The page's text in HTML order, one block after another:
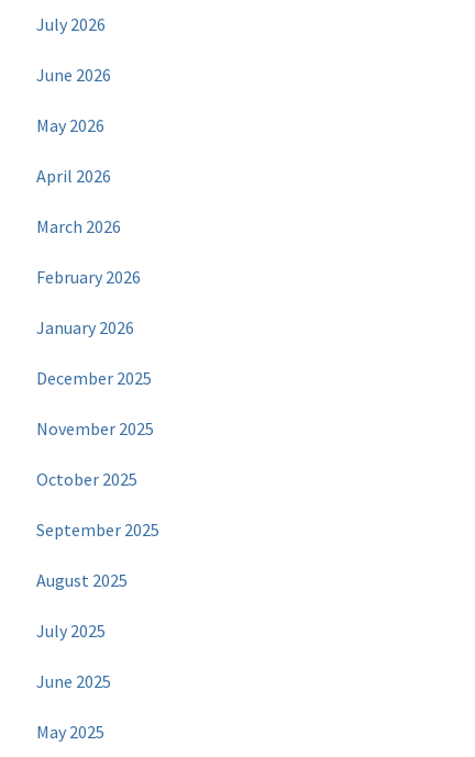
July 2026
June 2026
May 2026
April 2026
March 2026
February 2026
January 2026
December 2025
November 2025
October 2025
September 2025
August 2025
July 2025
June 2025
May 2025